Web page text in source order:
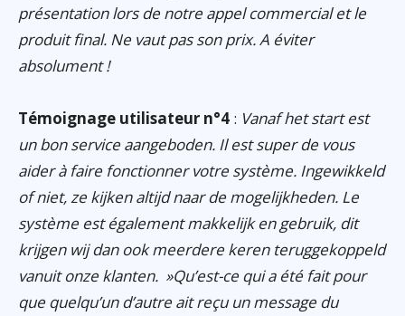
présentation lors de notre appel commercial et le
produit final. Ne vaut pas son prix. A éviter
absolument !
Témoignage utilisateur n°4 : Vanaf het start est
un bon service aangeboden. Il est super de vous
aider à faire fonctionner votre système. Ingewikkeld
of niet, ze kijken altijd naar de mogelijkheden. Le
système est également makkelijk en gebruik, dit
krijgen wij dan ook meerdere keren teruggekoppeld
vanuit onze klanten. »Qu’est-ce qui a été fait pour
que quelqu’un d’autre ait reçu un message du